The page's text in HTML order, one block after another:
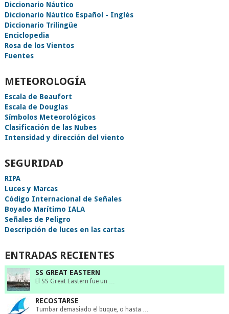
Diccionario Náutico
Diccionario Náutico Español - Inglés
Diccionario Trilingüe
Enciclopedia
Rosa de los Vientos
Fuentes
METEOROLOGÍA
Escala de Beaufort
Escala de Douglas
Símbolos Meteorológicos
Clasificación de las Nubes
Intensidad y dirección del viento
SEGURIDAD
RIPA
Luces y Marcas
Código Internacional de Señales
Boyado Marítimo IALA
Señales de Peligro
Descripción de luces en las cartas
ENTRADAS RECIENTES
SS GREAT EASTERN
El SS Great Eastern fue un …
RECOSTARSE
Tumbar demasiado el buque, o hasta …